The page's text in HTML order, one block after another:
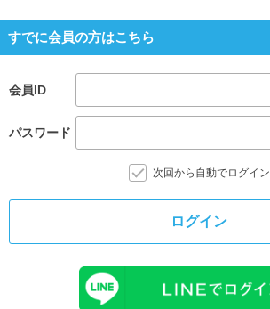
すでに会員の方はこちら
会員ID
パスワード
次回から自動でログイン
ログイン